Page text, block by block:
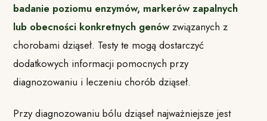
badanie poziomu enzymów, markerów zapalnych
lub obecności konkretnych genówzwiązanych z
chorobami dziąseł. Testy te mogą dostarczyć
dodatkowych informacji pomocnych przy
diagnozowaniu i leczeniu chorób dziąseł.
Przy diagnozowaniu bólu dziąseł najważniejsze jest